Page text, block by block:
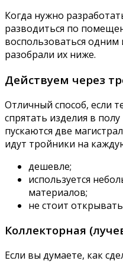
Когда нужно
разводиться по
воспользоваться
разобрали их ниже.
Действуем через
Отличный способ, если
спрятать изделия в
пускаются две
идут тройники на
дешевле;
используется
материалов;
не стоит
Коллекторная
Если вы думаете, как